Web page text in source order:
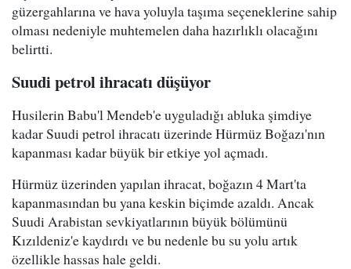
güzergahlarına ve hava yoluyla taşıma seçeneklerine sahip
olması nedeniyle muhtemelen daha hazırlıklı olacağını
belirtti.
Suudi petrol ihracatı düşüyor
Husilerin Babu'l Mendeb'e uyguladığı abluka şimdiye
kadar Suudi petrol ihracatı üzerinde Hürmüz Boğazı'nın
kapanması kadar büyük bir etkiye yol açmadı.
Hürmüz üzerinden yapılan ihracat, boğazın 4 Mart'ta
kapanmasından bu yana keskin biçimde azaldı. Ancak
Suudi Arabistan sevkiyatlarının büyük bölümünü
Kızıldeniz'e kaydırdı ve bu nedenle bu su yolu artık
özellikle hassas hale geldi.